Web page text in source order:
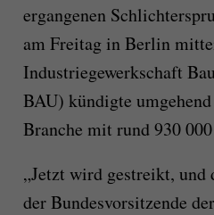
ergangenen
am Freitag in Berlin
Industriegewerkschaft
BAU) kündigte
Branche mit rund 930
„Jetzt wird gestreikt, und
der Bundesvorsitzende